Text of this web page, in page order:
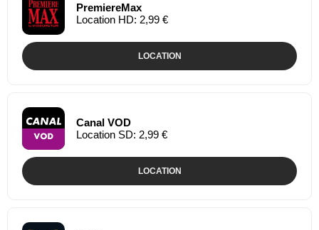
PremiereMax
Location HD: 2,99 €
LOCATION
Canal VOD
Location SD: 2,99 €
LOCATION